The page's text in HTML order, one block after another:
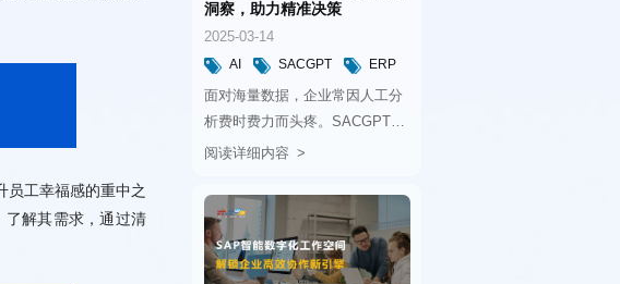
洞察，助力精准决策
2025-03-14
AI SACGPT ERP
阅读详细内容